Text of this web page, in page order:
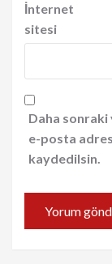
İnternet
sitesi
Daha sonraki
e-posta
kaydedilsin.